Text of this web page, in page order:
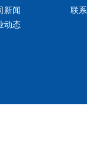
新闻
动态
联